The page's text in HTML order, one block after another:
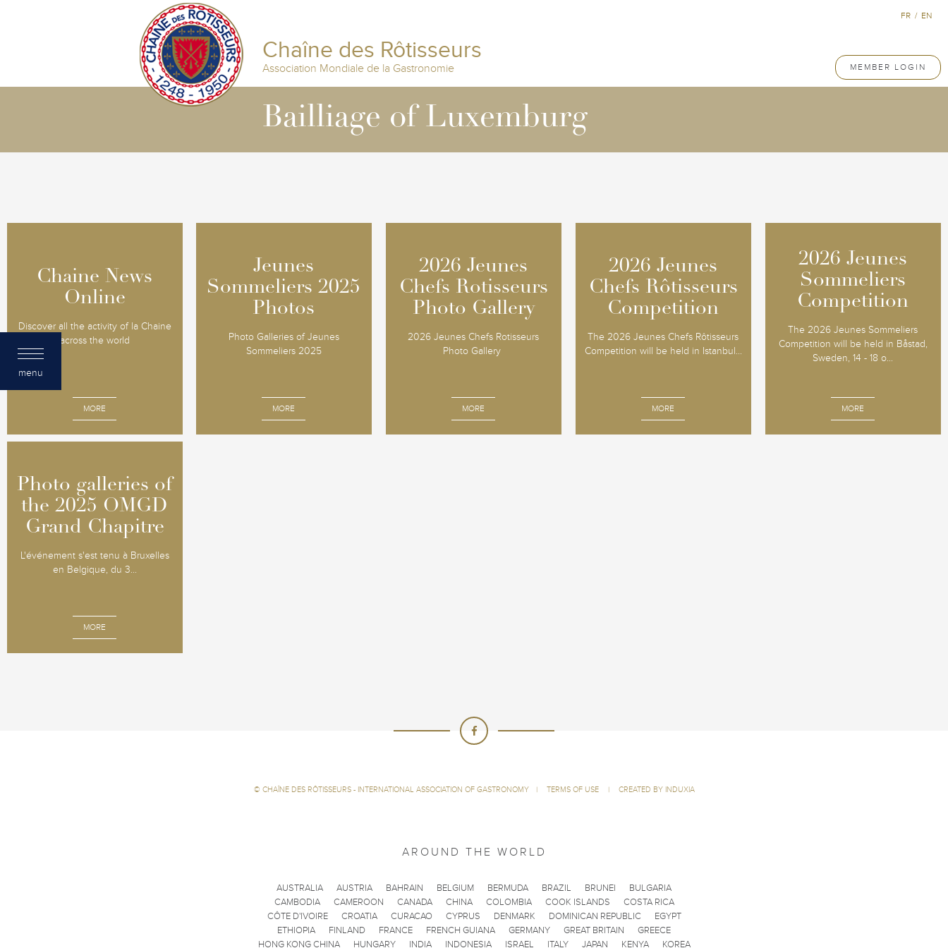
menu
Chaîne des Rôtisseurs
Association Mondiale de la Gastronomie MEMBER LOGIN
FR / EN
Bailliage of Luxemburg
Chaine News
Online
Discover all the activity of la Chaine
across the world
MORE
Chaine News
Online
Jeunes
Sommeliers 2025
Photos
Photo Galleries of Jeunes
Sommeliers 2025
MORE
Jeunes
Sommeliers 2025
Photos
2026 Jeunes
Chefs Rotisseurs
Photo Gallery
2026 Jeunes Chefs Rotisseurs
Photo Gallery
MORE
2026 Jeunes
Chefs Rotisseurs
Photo Gallery
2026 Jeunes
Chefs Rôtisseurs
Competition
The 2026 Jeunes Chefs Rôtisseurs
Competition will be held in Istanbul...
MORE
2026 Jeunes
Chefs Rôtisseurs
Competition
2026 Jeunes
Sommeliers
Competition
The 2026 Jeunes Sommeliers
Competition will be held in Båstad,
Sweden, 14 - 18 o...
MORE
2026 Jeunes
Sommeliers
Competition
Photo galleries of
the 2025 OMGD
Grand Chapitre
L'événement s'est tenu à Bruxelles
en Belgique, du 3...
MORE
Photo galleries of
the 2025 OMGD
Grand Chapitre
© CHAÎNE DES RÔTISSEURS - INTERNATIONAL ASSOCIATION OF GASTRONOMY | TERMS OF USE | CREATED BY INDUXIA
AROUND THE WORLD
AUSTRALIA AUSTRIA BAHRAIN BELGIUM BERMUDA BRAZIL BRUNEI
BULGARIA
CAMBODIA
CAMEROON CANADA CHINA COLOMBIA COOK ISLANDS
COSTA RICA
CÔTE D'IVOIRE
CROATIA CURACAO CYPRUS DENMARK DOMINICAN REPUBLIC
EGYPT
ETHIOPIA
FINLAND FRANCE FRENCH GUIANA GERMANY GREAT BRITAIN
GREECE
HONG KONG CHINA
HUNGARY INDIA INDONESIA ISRAEL ITALY JAPAN KENYA KOREA